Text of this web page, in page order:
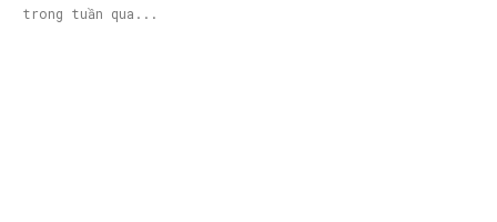
trong tuần qua...